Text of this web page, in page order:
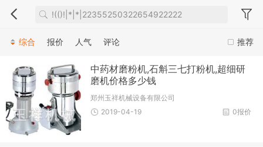
推荐
综合 报价 人气 评论
中药材磨粉机,石斛三七打粉机,超细研
磨机价格多少钱
郑州玉祥机械设备有限公司
0报价
2019-04-19